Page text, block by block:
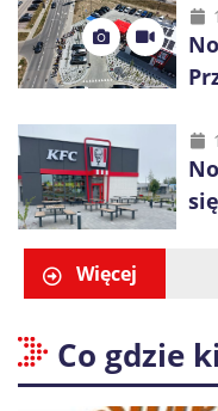
Więcej
Co gdzie